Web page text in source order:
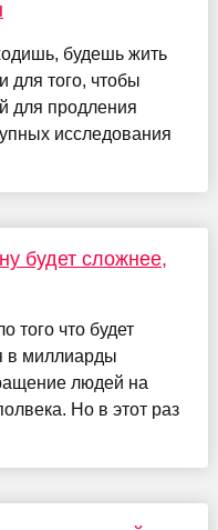
будешь жить
для того, чтобы
для продления
исследования
будет сложнее,
того что будет
в миллиарды
людей на
Но в этот раз